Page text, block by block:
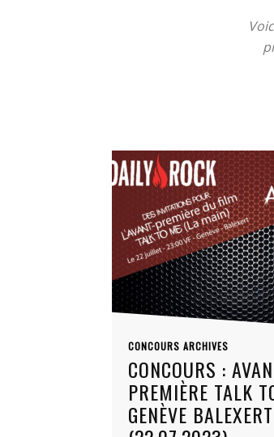
CONCOURS ARCHIVES
CONCOURS :
PREMIÈRE TALK
GENÈVE BALEXERT